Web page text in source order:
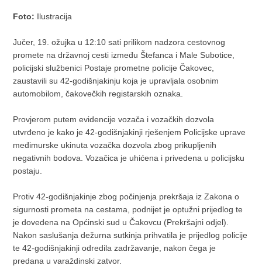
Foto: Ilustracija
Jučer, 19. ožujka u 12:10 sati prilikom nadzora cestovnog
promete na državnoj cesti između Štefanca i Male Subotice,
policijski službenici Postaje prometne policije Čakovec,
zaustavili su 42-godišnjakinju koja je upravljala osobnim
automobilom, čakovečkih registarskih oznaka.
Provjerom putem evidencije vozača i vozačkih dozvola
utvrđeno je kako je 42-godišnjakinji rješenjem Policijske uprave
međimurske ukinuta vozačka dozvola zbog prikupljenih
negativnih bodova. Vozačica je uhićena i privedena u policijsku
postaju.
Protiv 42-godišnjakinje zbog počinjenja prekršaja iz Zakona o
sigurnosti prometa na cestama, podnijet je optužni prijedlog te
je dovedena na Općinski sud u Čakovcu (Prekršajni odjel).
Nakon saslušanja dežurna sutkinja prihvatila je prijedlog policije
te 42-godišnjakinji odredila zadržavanje, nakon čega je
predana u varaždinski zatvor.